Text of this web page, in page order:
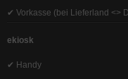
✔ Vorkasse (bei Lieferland <>
ekiosk
✔ Handy